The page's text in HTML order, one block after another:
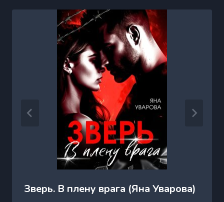
Зверь. В плену врага (Яна Уварова)